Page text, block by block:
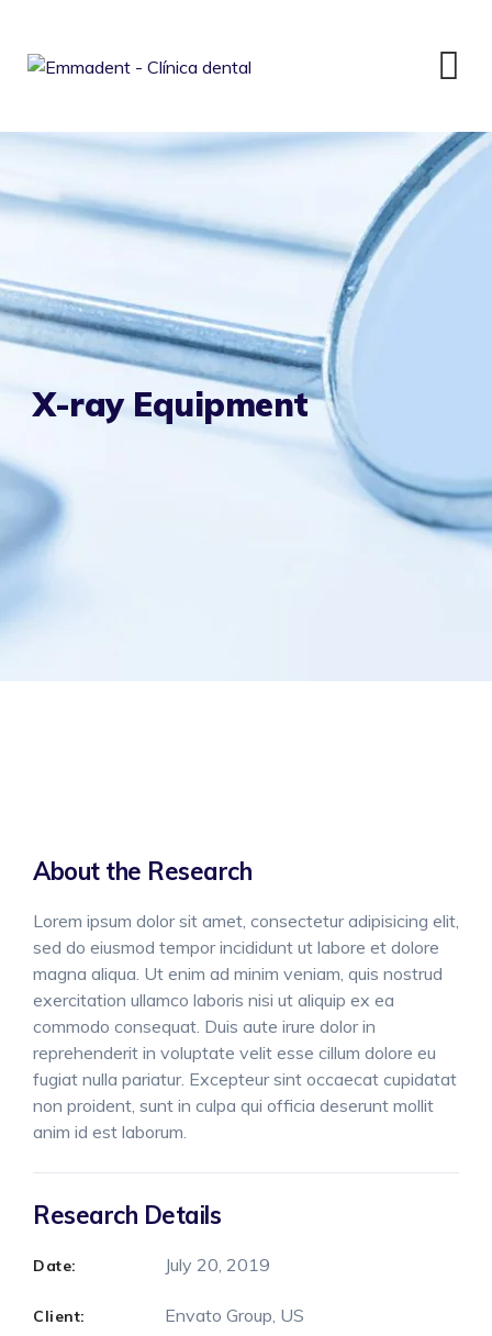
content
X-ray Equipment
About the Research
Lorem ipsum dolor sit amet, consectetur adipisicing elit,
sed do eiusmod tempor incididunt ut labore et dolore
magna aliqua. Ut enim ad minim veniam, quis nostrud
exercitation ullamco laboris nisi ut aliquip ex ea
commodo consequat. Duis aute irure dolor in
reprehenderit in voluptate velit esse cillum dolore eu
fugiat nulla pariatur. Excepteur sint occaecat cupidatat
non proident, sunt in culpa qui officia deserunt mollit
anim id est laborum.
Research Details
Date: July 20, 2019
Client: Envato Group, US